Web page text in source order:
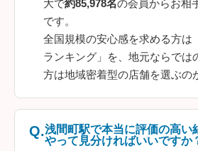
大で約85,978名の会員からお相
です。
全国規模の安心感を求める方は
ランキング」を、地元ならでは
方は地域密着型の店舗を選ぶの
浅間町駅で本当に評価の高い
やって見分ければいいですか